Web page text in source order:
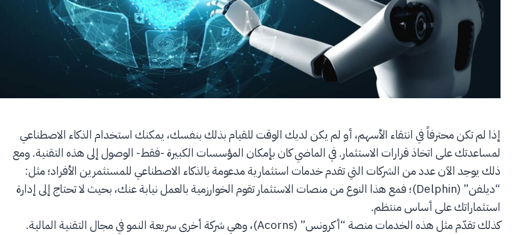
إذا لم تكن محترفاً في انتقاء الأسهم، أو لم يكن لديك الوقت للقيام بذلك بنفسك، يمكنك استخدام الذكاء الاصطناعي
لمساعدتك على اتخاذ قرارات الاستثمار. في الماضي كان بإمكان المؤسسات الكبيرة -فقط- الوصول إلى هذه التقنية. ومع
ذلك يوجد الآن عدد من الشركات التي تقدم خدمات استثمارية مدعومة بالذكاء الاصطناعي للمستثمرين الأفراد؛ مثل:
“ديلفن” (Delphin)؛ فمع هذا النوع من منصات الاستثمار تقوم الخوارزمية بالعمل نيابة عنك، بحيث لا تحتاج إلى إدارة
استثماراتك على أساس منتظم.
كذلك تقدّم مثل هذه الخدمات منصة “أكرونس” (Acorns)، وهي شركة أخرى سريعة النمو في مجال التقنية المالية.